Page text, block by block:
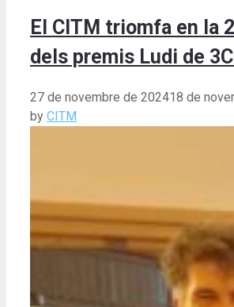
El CITM triomfa en la
dels premis Ludi de
27 de novembre de 202418 de
by CITM